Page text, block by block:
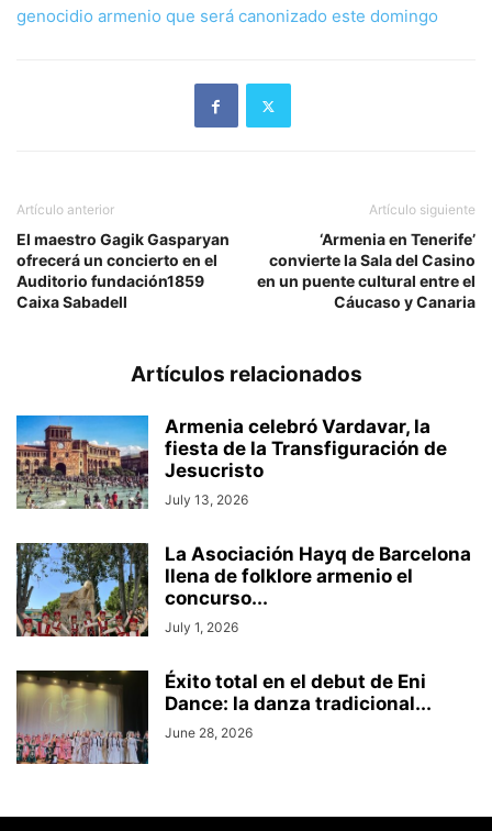
genocidio armenio que será canonizado este domingo
Artículo anterior
El maestro Gagik Gasparyan
ofrecerá un concierto en el
Auditorio fundación1859
Caixa Sabadell
Artículo siguiente
‘Armenia en Tenerife’
convierte la Sala del Casino
en un puente cultural entre el
Cáucaso y Canaria
Artículos relacionados
Armenia celebró Vardavar, la
fiesta de la Transfiguración de
Jesucristo
July 13, 2026
La Asociación Hayq de Barcelona
llena de folklore armenio el
concurso...
July 1, 2026
Éxito total en el debut de Eni
Dance: la danza tradicional...
June 28, 2026